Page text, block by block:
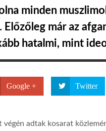
minden
Előzőleg már az
hatalmi, mint
Google + Twitter
adtak kosarat